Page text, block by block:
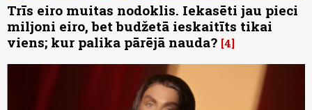
Trīs eiro muitas nodoklis. Iekasēti jau pieci
miljoni eiro, bet budžetā ieskaitīts tikai
viens; kur palika pārējā nauda? 4